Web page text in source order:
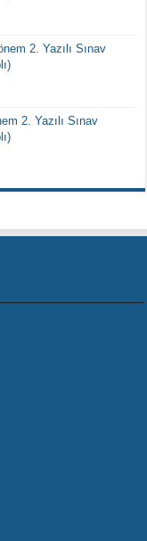
2. Yazılı Sınav
2. Yazılı Sınav